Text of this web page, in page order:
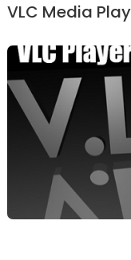
VLC Media